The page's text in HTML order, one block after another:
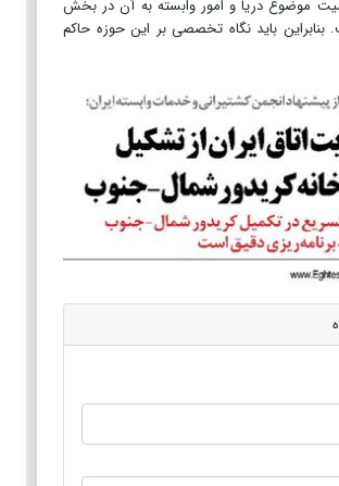
موضوع دریا و امور وابسته به آن در بخش
باید نگاه تخصصی بر این حوزه حاکم